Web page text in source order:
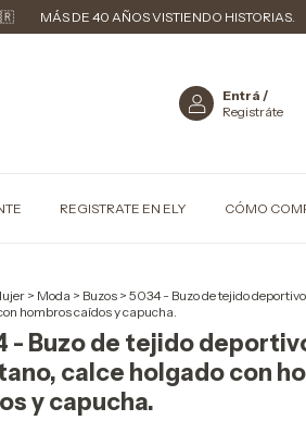
DE 40 AÑOS VISTIENDO HISTORIAS.
Entrá /
Registráte
REGISTRATE EN ELY CÓMO
> Moda > Buzos > 5034 - Buzo de tejido
hombros caídos y capucha.
- Buzo de tejido
calce holgado con
y capucha.